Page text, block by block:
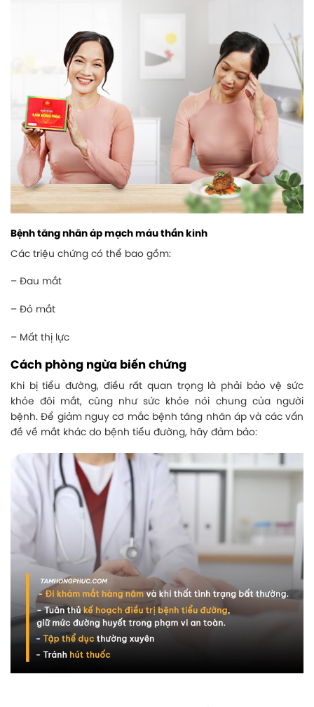
Bệnh tăng nhãn áp mạch máu thần kinh
Các triệu chứng có thể bao gồm:
– Đau mắt
– Đỏ mắt
– Mất thị lực
Cách phòng ngừa biến chứng
Khi bị tiểu đường, điều rất quan trọng là phải bảo vệ sức
khỏe đôi mắt, cũng như sức khỏe nói chung của người
bệnh. Để giảm nguy cơ mắc bệnh tăng nhãn áp và các vấn
đề về mắt khác do bệnh tiểu đường, hãy đảm bảo: